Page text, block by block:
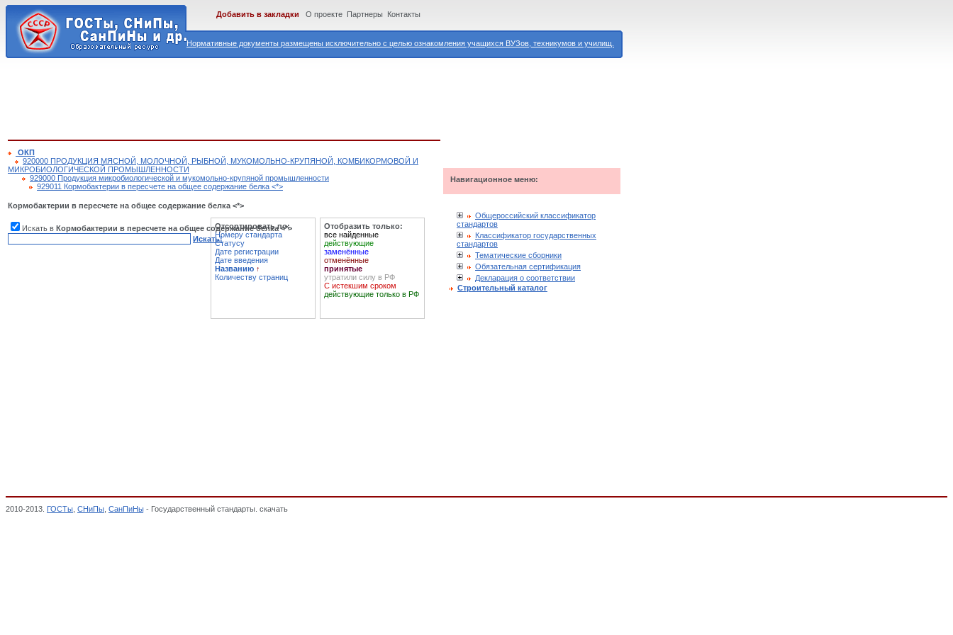
Нормативные документы размещены исключительно с целью ознакомления учащихся ВУЗов, техникумов и училищ.
Добавить в закладки О проекте Партнеры Контакты
ОКП
920000 ПРОДУКЦИЯ МЯСНОЙ, МОЛОЧНОЙ, РЫБНОЙ, МУКОМОЛЬНО-КРУПЯНОЙ, КОМБИКОРМОВОЙ И
МИКРОБИОЛОГИЧЕСКОЙ ПРОМЫШЛЕННОСТИ
929000 Продукция микробиологической и мукомольно-крупяной промышленности
929011 Кормобактерии в пересчете на общее содержание белка <*>
Кормобактерии в пересчете на общее содержание белка <*>
Искать в Кормобактерии в пересчете на общее содержание белка <*>
Искать!
Отсортировать по:
Номеру стандарта
Статусу
Дате регистрации
Дате введения
Названию ↑
Количеству страниц
Отобразить только:
все найденные
действующие
заменённые
отменённые
принятые
утратили силу в РФ
С истекшим сроком
действующие только в РФ
Навигационное меню:
Общероссийский классификатор
стандартов
Классификатор государственных
стандартов
Тематические сборники
Обязательная сертификация
Декларация о соответствии
Строительный каталог
2010-2013. ГОСТы СНиПы СанПиНы - Государственный стандарты. скачать